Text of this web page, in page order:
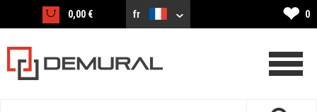
0,00 € fr ❤ 0